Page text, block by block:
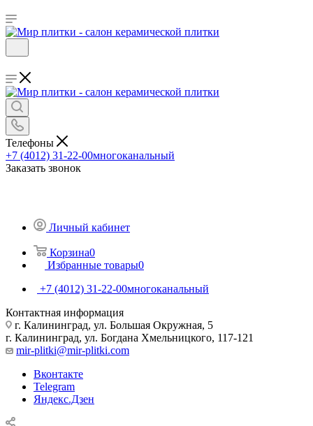
Телефоны
+7 (4012) 31-22-00многоканальный
Заказать звонок
Личный кабинет
Корзина0
Избранные товары0
+7 (4012) 31-22-00многоканальный
Контактная информация
г. Калининград, ул. Большая Окружная, 5
г. Калининград, ул. Богдана Хмельницкого, 117-121
mir-plitki@mir-plitki.com
Вконтакте
Telegram
Яндекс.Дзен